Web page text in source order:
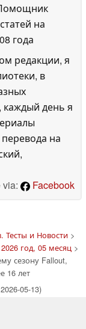
на
года
редакции, я
в
каждый день я
на
via:
Facebook
и Новости>
год, 05 месяц>
сезону Fallout,
16 лет
05-13)